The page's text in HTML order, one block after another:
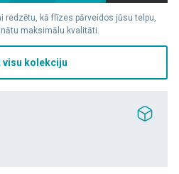
redzētu, kā flīzes pārveidos jūsu telpu,
maksimālu kvalitāti.
visu kolekciju